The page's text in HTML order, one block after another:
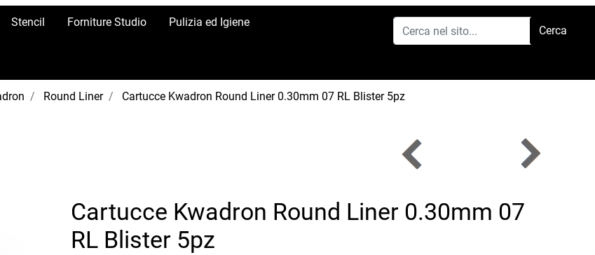
Stencil Forniture Studio Pulizia ed Igiene
Round Liner Cartucce Kwadron Round Liner 0.30mm 07 RL Blister 5pz
Cartucce Kwadron Round Liner 0.30mm 07
RL Blister 5pz